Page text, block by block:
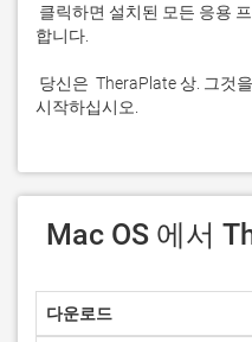
시작하십시오.
Mac OS 에서
다운로드